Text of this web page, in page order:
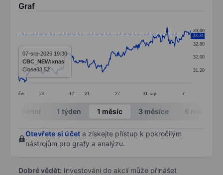
Graf
The chart has 1 X axis displaying categories.
The chart has 1 Y axis displaying values. Data
čvc 13 17 21 27 31 srp 7
31,20
32,00
32,80
33,60
33,31
07-srp-2026 19:30
CBC_NEW:xnas
Close33,52
End of interactive chart.
Intradenní 1 týden 1 měsíc 3 měsíce 6 měsíců
Otevřete si účet a získejte přístup k pokročilým
nástrojům pro grafy a analýzu.
Dobré vědět: Investování do akcií může přinášet